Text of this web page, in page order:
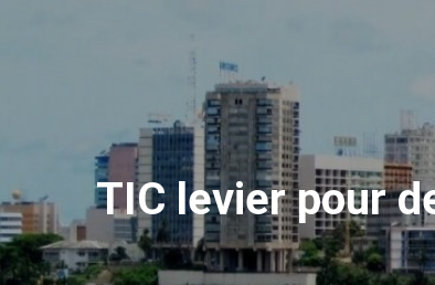
TIC levier pour